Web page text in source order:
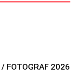
FOTOGRAF 2026